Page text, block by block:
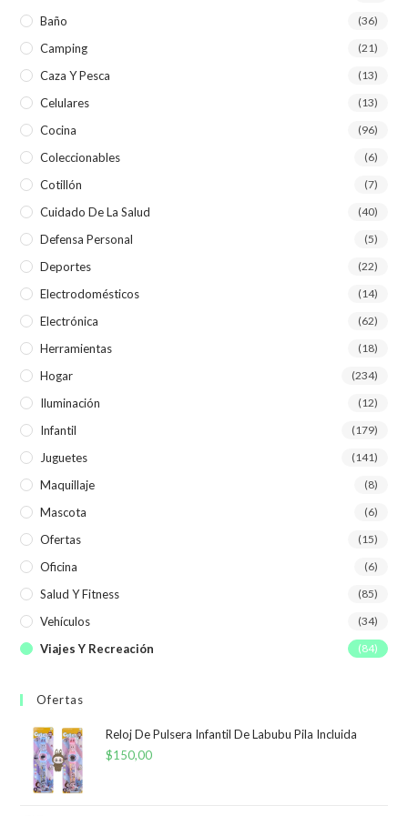
Baño
(36)
Camping (21)
Caza Y Pesca (13)
Celulares (13)
Cocina (96)
Coleccionables (6)
Cotillón (7)
Cuidado De La Salud (40)
Defensa Personal (5)
Deportes (22)
Electrodomésticos (14)
Electrónica (62)
Herramientas (18)
Hogar (234)
Iluminación (12)
Infantil (179)
Juguetes (141)
Maquillaje (8)
Mascota (6)
Ofertas (15)
Oficina (6)
Salud Y Fitness (85)
Vehículos (34)
Viajes Y Recreación (84)
Ofertas
Reloj De Pulsera Infantil De Labubu Pila Incluida
$150,00